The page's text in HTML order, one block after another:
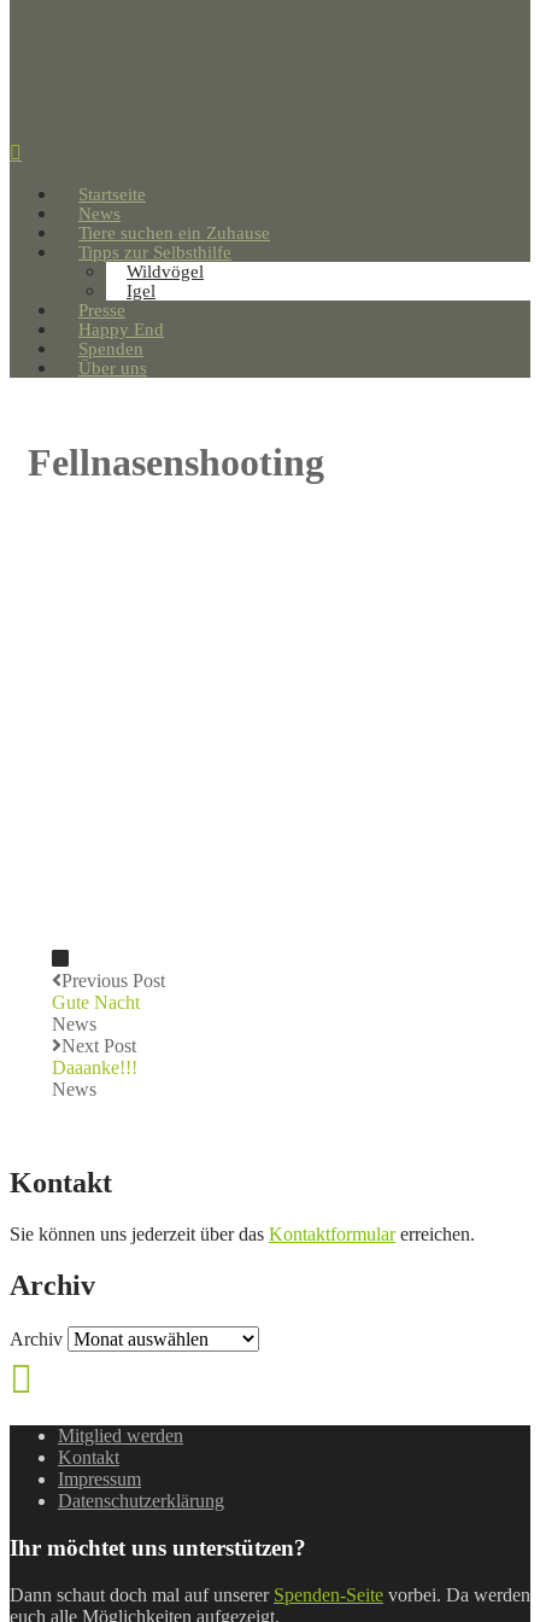
Startseite
News
Tiere suchen ein Zuhause
Tipps zur Selbsthilfe
Wildvögel
Igel
Presse
Happy End
Spenden
Über uns
Fellnasenshooting
Previous Post
Gute Nacht
News
Next Post
Daaanke!!!
News
Kontakt
Sie können uns jederzeit über das Kontaktformularerreichen.
Archiv
Archiv
Mitglied werden
Kontakt
Impressum
Datenschutzerklärung
Ihr möchtet uns unterstützen?
Dann schaut doch mal auf unserer Spenden-Seite vorbei. Da werden
euch alle Möglichkeiten aufgezeigt.